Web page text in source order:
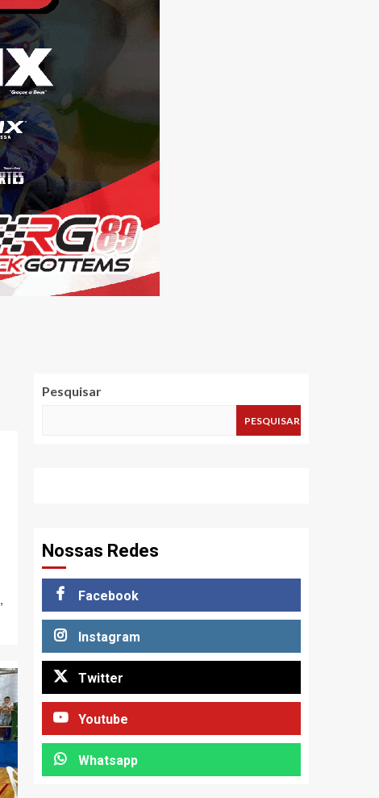
Pesquisar
PESQUISAR
Nossas Redes
Facebook
Instagram
Twitter
Youtube
Whatsapp